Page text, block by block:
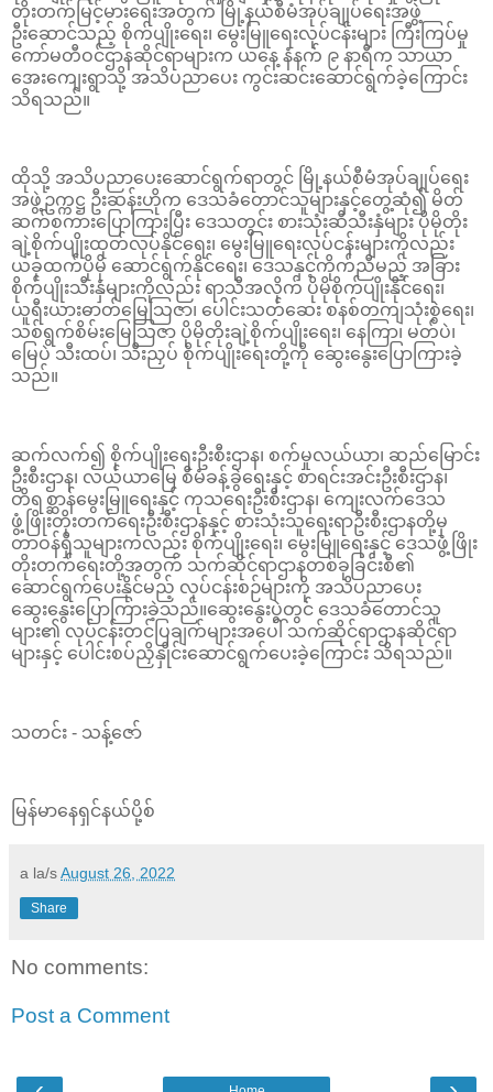
တိုးတက်မြင့်မားရေးအတွက် မြို့နယ်စီမံအုပ်ချုပ်ရေးအဖွဲ့
ဦးဆောင်သည့် စိုက်ပျိုးရေး၊ မွေးမြူရေးလုပ်ငန်းများ ကြီးကြပ်မှု
ကော်မတီဝင်ဌာနဆိုင်ရာများက ယနေ့ နံနက် ၉ နာရီက သာယာ
အေးကျေးရွာသို့ အသိပညာပေး ကွင်းဆင်းဆောင်ရွက်ခဲ့ကြောင်း
သိရသည်။
ထိုသို့ အသိပညာပေးဆောင်ရွက်ရာတွင် မြို့နယ်စီမံအုပ်ချုပ်ရေး
အဖွဲ့ဥက္ကဋ္ဌ ဦးဆန်းဟိုက ဒေသခံတောင်သူများနှင့်တွေ့ဆုံ၍ မိတ်
ဆက်စကားပြောကြားပြီး ဒေသတွင်း စားသုံးဆီသီးနှံများ ပိုမိုတိုး
ချဲ့စိုက်ပျိုးထုတ်လုပ်နိုင်ရေး၊ မွေးမြူရေးလုပ်ငန်းများကိုလည်း
ယခုထက်ပိုမို ဆောင်ရွက်နိုင်ရေး၊ ဒေသနှင့်ကိုက်ညီမည့် အခြား
စိုက်ပျိုးသီးနှံများကိုလည်း ရာသီအလိုက် ပိုမိုစိုက်ပျိုးနိုင်ရေး၊
ယူရီးယားဓာတ်မြေသြဇာ၊ ပေါင်းသတ်ဆေး စနစ်တကျသုံးစွဲရေး၊
သစ်ရွက်စိမ်းမြေသြဇာ ပိုမိုတိုးချဲ့စိုက်ပျိုးရေး၊ နေကြာ၊ မတ်ပဲ၊
မြေပဲ သီးထပ်၊ သီးညှပ် စိုက်ပျိုးရေးတို့ကို ဆွေးနွေးပြောကြားခဲ့
သည်။
ဆက်လက်၍ စိုက်ပျိုးရေးဦးစီးဌာန၊ စက်မှုလယ်ယာ၊ ဆည်မြောင်း
ဦးစီးဌာန၊ လယ်ယာမြေ စီမံခန့်ခွဲရေးနှင့် စာရင်းအင်းဦးစီးဌာန၊
တိရစ္ဆာန်မွေးမြူရေးနှင့် ကုသရေးဦးစီးဌာန၊ ကျေးလက်ဒေသ
ဖွံ့ဖြိုးတိုးတက်ရေးဦးစီးဌာနနှင့် စားသုံးသူရေးရာဦးစီးဌာနတို့မှ
တာဝန်ရှိသူများကလည်း စိုက်ပျိုးရေး၊ မွေးမြူရေးနှင့် ဒေသဖွံ့ဖြိုး
တိုးတက်ရေးတို့အတွက် သက်ဆိုင်ရာဌာနတစ်ခုခြင်းစီ၏
ဆောင်ရွက်ပေးနိုင်မည့် လုပ်ငန်းစဉ်များကို အသိပညာပေး
ဆွေးနွေးပြောကြားခဲ့သည်။ဆွေးနွေးပွဲတွင် ဒေသခံတောင်သူ
များ၏ လုပ်ငန်းတင်ပြချက်များအပေါ် သက်ဆိုင်ရာဌာနဆိုင်ရာ
များနှင့် ပေါင်းစပ်ညှိနှိုင်းဆောင်ရွက်ပေးခဲ့ကြောင်း သိရသည်။
သတင်း - သန့်ဇော်
မြန်မာနေရှင်နယ်ပို့စ်
a la/sAugust 26, 2022
Share
No comments:
Post a Comment